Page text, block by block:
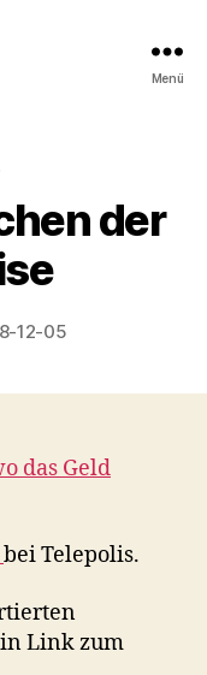
Menü
der
12-05
das Geld
bei Telepolis.
Link zum